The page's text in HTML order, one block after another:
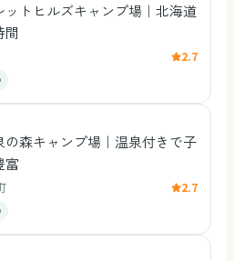
ットヒルズキャンプ場｜北海道
間
2.7
の森キャンプ場｜温泉付きで子
富
2.7